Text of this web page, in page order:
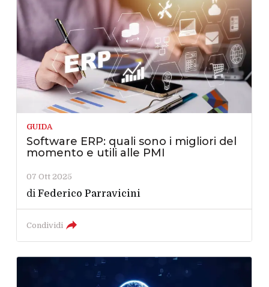
GUIDA
Software ERP: quali sono i migliori del
momento e utili alle PMI
07 Ott 2025
diFederico Parravicini
Condividi